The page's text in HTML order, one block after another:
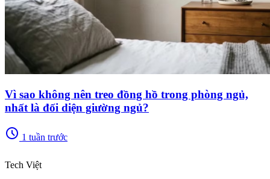
Vì sao không nên treo đồng hồ trong phòng ngủ,
nhất là đối diện giường ngủ?
schedule 1 tuần trước
Tech Việt